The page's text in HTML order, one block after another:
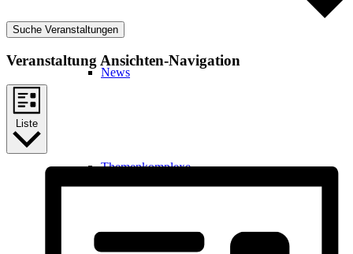
News
Themenkomplexe
Suche Veranstaltungen
Veranstaltung Ansichten-Navigation
Liste